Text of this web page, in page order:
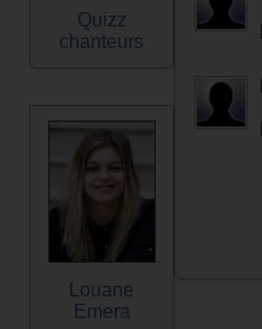
Quizz
chanteurs
Louane
Emera